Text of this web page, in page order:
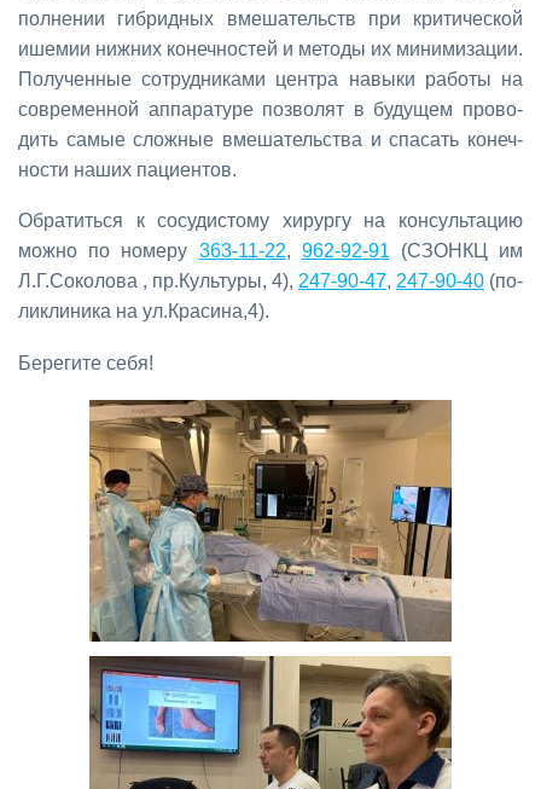
пол­не­нии ги­брид­ных вме­ша­тельств при кри­ти­че­ской
ише­мии ниж­них ко­неч­но­стей и ме­то­ды их ми­ни­ми­за­ции.
По­лу­чен­ные со­труд­ни­ка­ми цен­тра на­вы­ки ра­бо­ты на
со­вре­мен­ной ап­па­ра­ту­ре поз­во­лят в бу­ду­щем про­во­
дить са­мые слож­ные вме­ша­тель­ства и спа­сать ко­неч­
но­сти на­ших па­ци­ен­тов.
Об­ра­тить­ся к со­су­ди­сто­му хи­рур­гу на кон­суль­та­цию
мож­но по но­ме­ру 363-11-22, 962-92-91 (СЗОНКЦ им
Л.Г.Со­ко­ло­ва , пр.Куль­ту­ры, 4), 247-90-47, 247-90-40 (по­
ли­кли­ни­ка на ул.Кра­си­на,4).
Бе­ре­ги­те се­бя!